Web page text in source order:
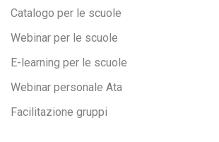
Catalogo per le scuole
Webinar per le scuole
E-learning per le scuole
Webinar personale Ata
Facilitazione gruppi